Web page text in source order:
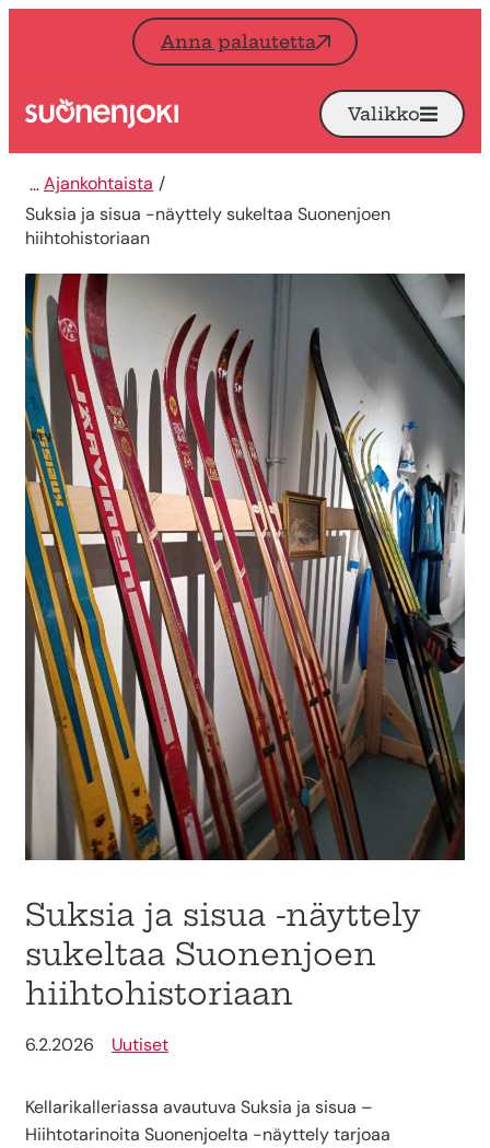
Siirry sisältöön
Anna palautetta
Etusivu Avaa
Valikko
Ajankohtaista
Suksia ja sisua -näyttely sukeltaa Suonenjoen
hiihtohistoriaan
Suksia ja sisua -näyttely
sukeltaa Suonenjoen
hiihtohistoriaan
6.2.2026 Uutiset
Kellarikalleriassa avautuva Suksia ja sisua –
Hiihtotarinoita Suonenjoelta -näyttely tarjoaa